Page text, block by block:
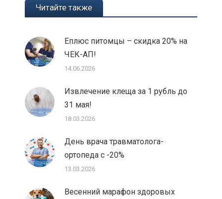
Читайте также
Еплюс питомцы – скидка 20% на
ЧЕК-АП!
14.06.2026
Извлечение клеща за 1 рубль до
31 мая!
18.03.2026
День врача травматолога-
ортопеда с -20%
13.03.2026
Весенний марафон здоровых